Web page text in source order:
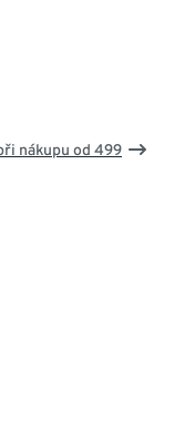
nákupu od 499